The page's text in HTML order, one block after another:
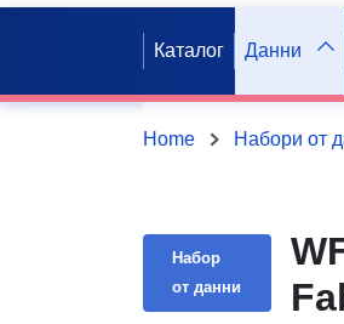
Каталог Данни
Home Набори от
Набор
от данни